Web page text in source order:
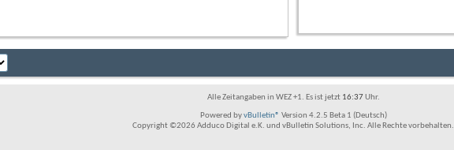
Alle Zeitangaben in WEZ +1. Es ist jetzt 16:37Uhr.
Powered byvBulletin® Version 4.2.5 Beta 1 (Deutsch)
Copyright ©2026 Adduco Digital e.K. und vBulletin Solutions, Inc. Alle Rechte vorbehalten.